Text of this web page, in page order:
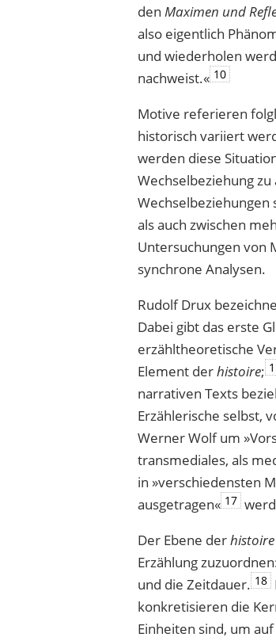
den Maximen und
also eigentlich
und wiederholen
nachweist.« 10
Motive referieren
histo­risch variiert
werden diese
Wechselbeziehung
Wechselbeziehungen
als auch zwischen
Untersuchungen von
synchrone Analysen.
Rudolf Drux
Dabei gibt das erste
erzähltheoretische
Element derhistoire;
narrativen Texts
Erzählerische selbst,
Werner Wolf um
transmediales, als
in »verschiedensten
ausgetragen« 17
Der Ebene derhistoire
Erzählung
und die Zeitdauer. 18
konkretisieren die
Einheiten sind, um